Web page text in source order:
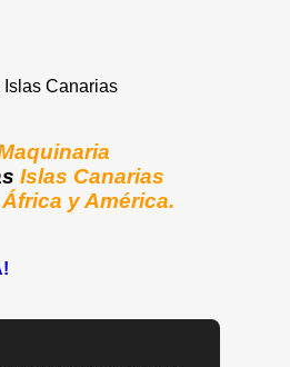
Islas Canarias
y América.